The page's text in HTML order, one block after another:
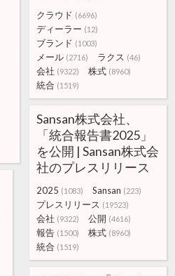
クラウド (6696)
ディーラー (12)
ブランド (1003)
メール (2716) ラクス (46)
会社 (9322) 株式 (8960)
統合 (1519)
Sansan株式会社、
「統合報告書2025」
を公開 | Sansan株式会
社のプレスリリース
2025 (1083) Sansan (223)
プレスリリース (19523)
会社 (9322) 公開 (4616)
報告 (1500) 株式 (8960)
統合 (1519)